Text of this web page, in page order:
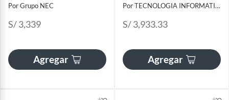
Por Grupo NEC
S/ 3,339
Agregar
Por TECNOLOGIA INFORMATICA Y CONSULTORIA
S/ 3,933.33
Agregar